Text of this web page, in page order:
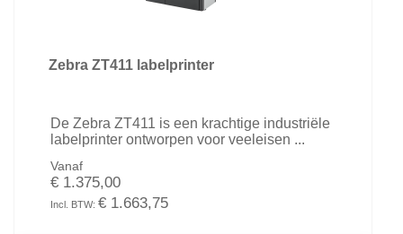
Zebra ZT411 labelprinter
De Zebra ZT411 is een krachtige industriële
labelprinter ontworpen voor veeleisen ...
Vanaf
€ 1.375,00
€ 1.663,75